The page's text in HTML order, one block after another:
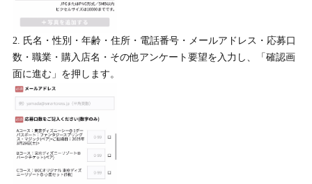
氏名・性別・年齢・住所・電話番号・メールアドレス・応募口
数・職業・購入店名・その他アンケート要望を入力し、「確認画
面に進む」を押します。